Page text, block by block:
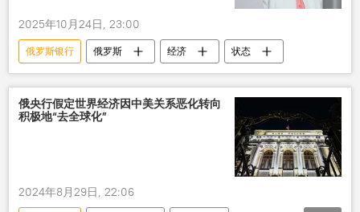
2025年10月24日, 23:00
俄罗斯银行 俄罗斯 经济 状态
俄央行假定世界经济因中美关系恶化转向
积极地“去全球化”
2024年8月29日, 22:06